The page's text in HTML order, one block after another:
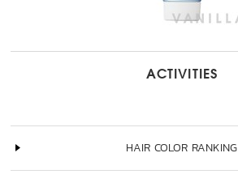
ACTIVITIES
HAIR COLOR RANKING